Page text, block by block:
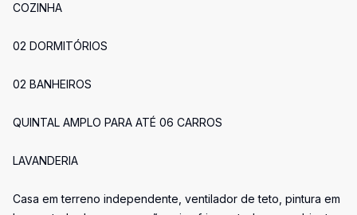
COZINHA
02 DORMITÓRIOS
02 BANHEIROS
QUINTAL AMPLO PARA ATÉ 06 CARROS
LAVANDERIA
Casa em terreno independente, ventilador de teto, pintura em